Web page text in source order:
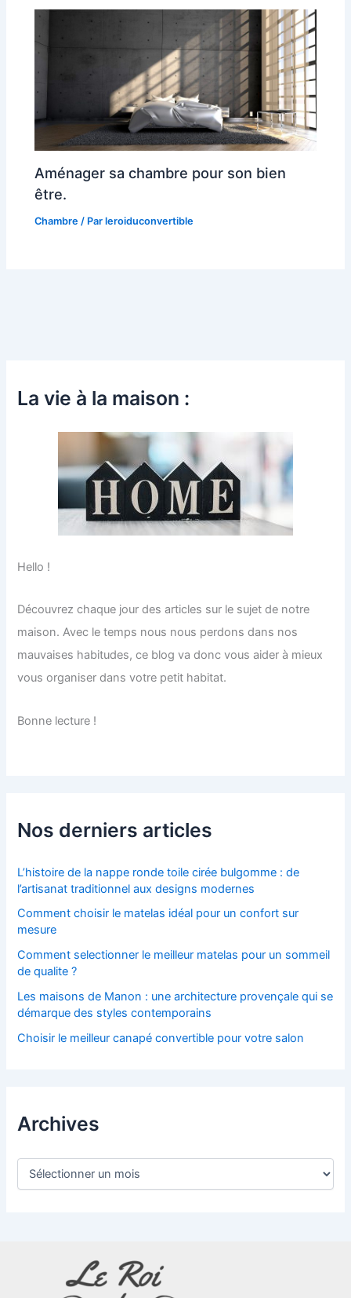
Aménager sa chambre pour son bien
être.
Chambre / Parleroiduconvertible
La vie à la maison :
Hello !
Découvrez chaque jour des articles sur le sujet de notre
maison. Avec le temps nous nous perdons dans nos
mauvaises habitudes, ce blog va donc vous aider à mieux
vous organiser dans votre petit habitat.
Bonne lecture !
Nos derniers articles
L’histoire de la nappe ronde toile cirée bulgomme : de
l’artisanat traditionnel aux designs modernes
Comment choisir le matelas idéal pour un confort sur
mesure
Comment selectionner le meilleur matelas pour un sommeil
de qualite ?
Les maisons de Manon : une architecture provençale qui se
démarque des styles contemporains
Choisir le meilleur canapé convertible pour votre salon
Archives
A